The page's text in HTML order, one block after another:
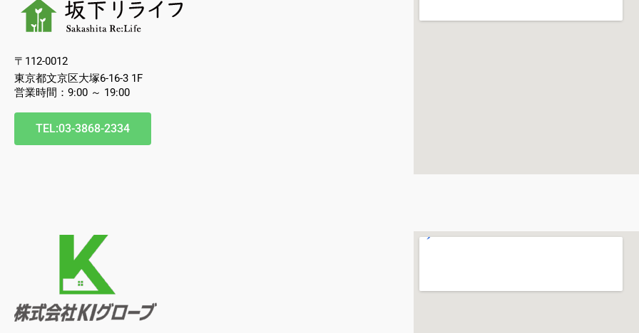
〒112-0012
東京都文京区大塚6-16-3 1F
営業時間：9:00 ～ 19:00
TEL:03-3868-2334